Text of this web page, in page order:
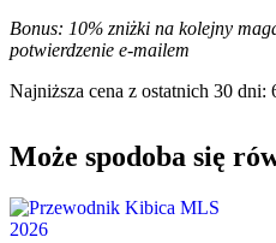
Bonus: 10% zniżki na kolejny
potwierdzenie e-mailem
Najniższa cena z ostatnich 30 dni:
Może spodoba się